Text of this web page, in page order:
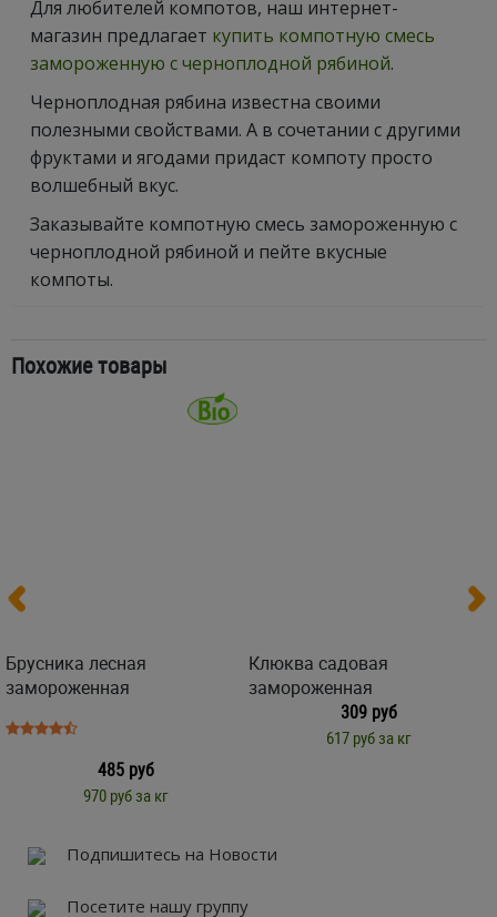
Для любителей компотов, наш интернет-
магазин предлагает купить компотную смесь
замороженную с черноплодной рябиной.
Черноплодная рябина известна своими
полезными свойствами. А в сочетании с другими
фруктами и ягодами придаст компоту просто
волшебный вкус.
Заказывайте компотную смесь замороженную с
черноплодной рябиной и пейте вкусные
компоты.
Похожие товары
Брусника лесная
замороженная
485 руб
970 руб за кг
Клюква садовая
замороженная
309 руб
617 руб за кг
Подпишитесь на Новости
Посетите нашу группу